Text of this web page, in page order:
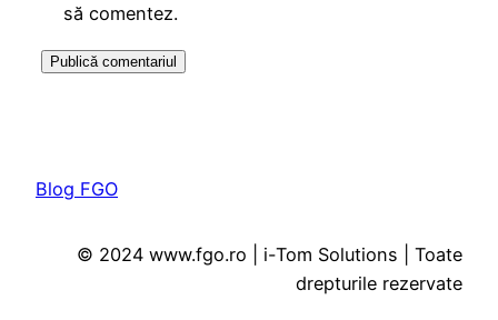
să comentez.
Blog FGO
© 2024 www.fgo.ro | i-Tom Solutions | Toate
drepturile rezervate